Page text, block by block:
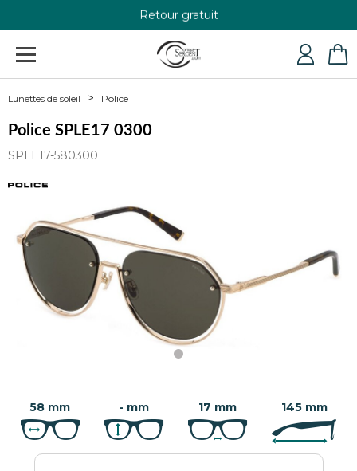
Retour gratuit
+33 4 79 24 76 84
Lunettes de soleil Police
Police SPLE17 0300
SPLE17-580300
58 mm - mm 17 mm 145 mm